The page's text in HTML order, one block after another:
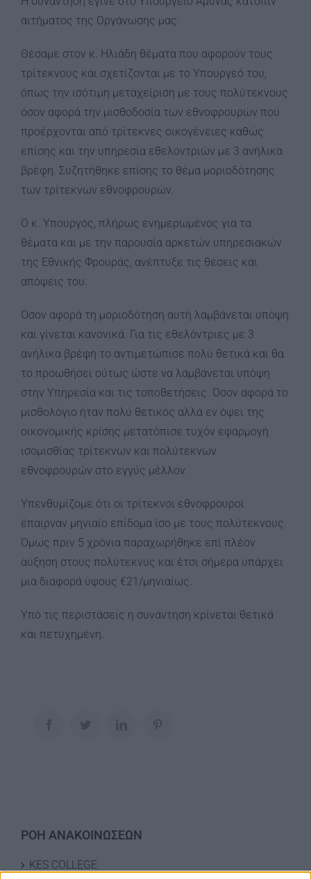
αιτήματος της Οργάνωσης μας.
Θέσαμε στον κ. Ηλιάδη θέματα που αφορούν τους
τρίτεκνους και σχετίζονται με το Υπουργεό του,
όπως την ισότιμη μεταχείριση με τους πολύτεκνους
όσον αφορά την μισθοδοσία των εθνοφρουρών που
προέρχονται από τρίτεκνες οικογένειες καθώς
επίσης και την υπηρεσία εθελοντριών με 3 ανήλικα
βρέφη. Συζητήθηκε επίσης το θέμα μοριοδότησης
των τρίτεκνων εθνοφρουρών.
Ο κ. Υπουργός, πλήρως ενημερωμένος για τα
θέματα και με την παρουσία αρκετών υπηρεσιακών
της Εθνικής Φρουράς, ανέπτυξε τις θέσεις και
απόψεις του.
Όσον αφορά τη μοριοδότηση αυτή λαμβάνεται υπόψη
και γίνεται κανονικά. Για τις εθελόντριες με 3
ανήλικα βρέφη το αντιμετώπισε πολύ θετικά και θα
το προωθήσει ούτως ώστε να λαμβάνεται υπόψη
στην Υπηρεσία και τις τοποθετήσεις. Όσον αφορά το
μισθολόγιο ήταν πολύ θετικός αλλά εν όψει της
οικονομικής κρίσης μετατόπισε τυχόν εφαρμογή
ισομισθίας τρίτεκνων και πολύτεκνων
εθνοφρουρών στο εγγύς μέλλον.
Υπενθυμίζομε ότι οι τρίτεκνοι εθνοφρουροί
έπαιρναν μηνιαίο επίδομα ίσο με τους πολύτεκνους.
Όμως πριν 5 χρόνια παραχωρήθηκε επί πλέον
αύξηση στους πολύτεκνυς και έτσι σήμερα υπάρχει
μια διαφορά ύψους €21/μηνιαίως.
Υπό τις περιστάσεις η συνάντηση κρίνεται θετικά
και πετυχημένη.
ΡΟΗ ΑΝΑΚΟΙΝΩΣΕΩΝ
KES COLLEGE